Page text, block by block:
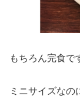
もちろん完食で
ミニサイズなの